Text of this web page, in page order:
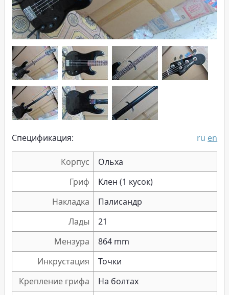
Спецификация: ru en
Корпус
Ольха
Гриф
Клен (1 кусок)
Накладка
Палисандр
Лады
21
Мензура
864 mm
Инкрустация
Точки
Крепление грифа
На болтах